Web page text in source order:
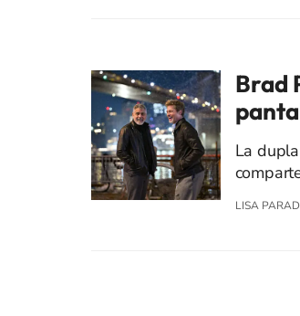
Brad
La
LISA